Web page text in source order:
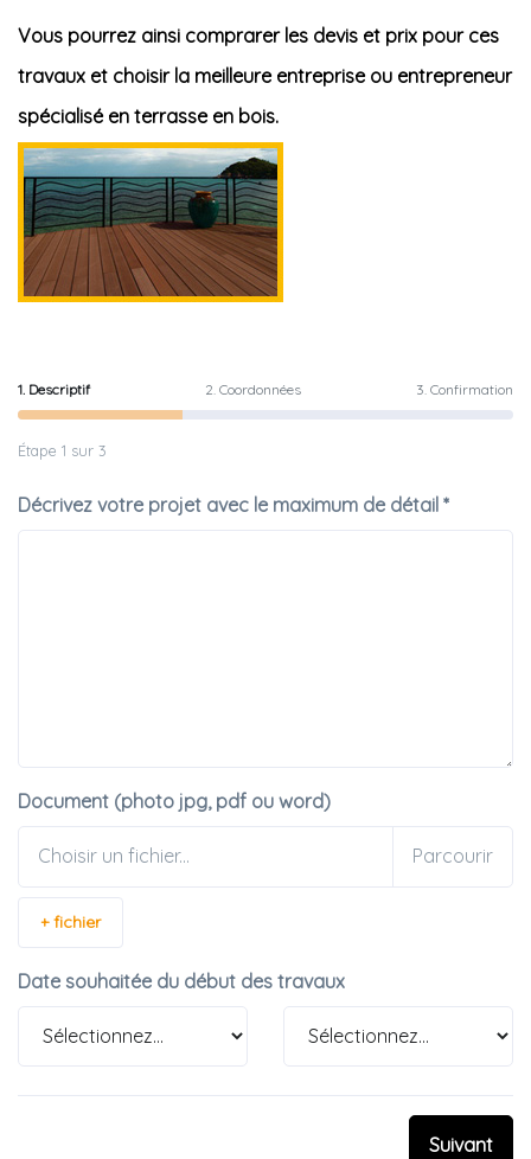
Vous pourrez ainsi comprarer les devis et prix pour ces
travaux et choisir la meilleure entreprise ou entrepreneur
spécialisé en terrasse en bois.
1. Descriptif 2. Coordonnées 3. Confirmation
Étape 1 sur 3
Décrivez votre projet avec le maximum de détail *
Document (photo jpg, pdf ou word)
Choisir un fichier...
+ fichier
Date souhaitée du début des travaux
Suivant